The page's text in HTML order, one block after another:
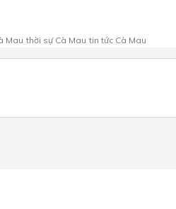
Mau thời sự Cà Mau tin tức Cà Mau